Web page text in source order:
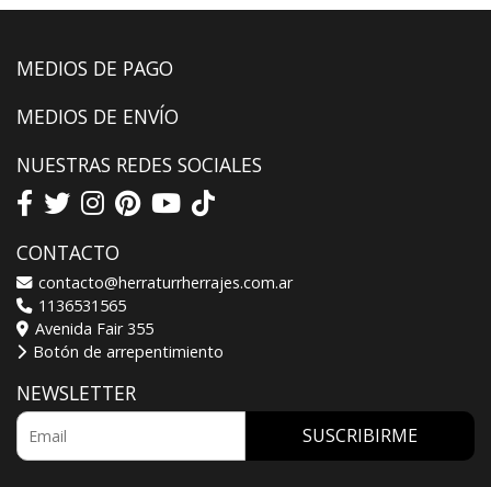
MEDIOS DE PAGO
MEDIOS DE ENVÍO
NUESTRAS REDES SOCIALES
CONTACTO
contacto@herraturrherrajes.com.ar
1136531565
Avenida Fair 355
Botón de arrepentimiento
NEWSLETTER
SUSCRIBIRME